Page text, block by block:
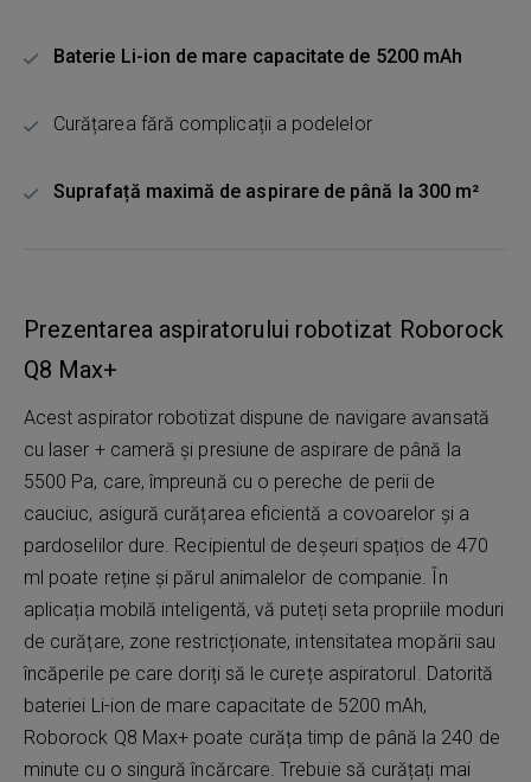
Baterie Li-ion de mare capacitate de 5200 mAh
Curățarea fără complicații a podelelor
Suprafață maximă de aspirare de până la 300 m²
Prezentarea aspiratorului robotizat Roborock
Q8 Max+
Acest aspirator robotizat dispune de navigare avansată
cu laser + cameră și presiune de aspirare de până la
5500 Pa, care, împreună cu o pereche de perii de
cauciuc, asigură curățarea eficientă a covoarelor și a
pardoselilor dure. Recipientul de deșeuri spațios de 470
ml poate reține și părul animalelor de companie. În
aplicația mobilă inteligentă, vă puteți seta propriile moduri
de curățare, zone restricționate, intensitatea mopării sau
încăperile pe care doriți să le curețe aspiratorul. Datorită
bateriei Li-ion de mare capacitate de 5200 mAh,
Roborock Q8 Max+ poate curăța timp de până la 240 de
minute cu o singură încărcare. Trebuie să curățați mai